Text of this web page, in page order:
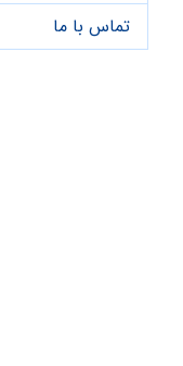
تماس با ما